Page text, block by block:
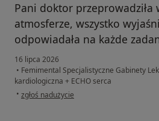
Pani doktor przeprowadziła
atmosferze, wszystko
odpowiadała na każde
16 lipca 2026
• Femimental Specjalistyczne Gabinety
kardiologiczna + ECHO serca
• w opinii użytkownika Sylwia
zgłoś nadużycie